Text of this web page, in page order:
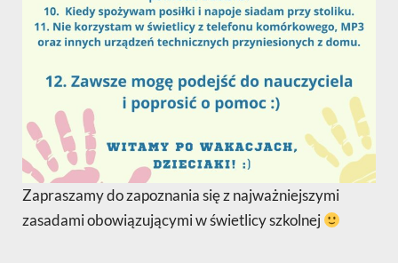
Zapraszamy do zapoznania się z najważniejszymi
zasadami obowiązującymi w świetlicy szkolnej